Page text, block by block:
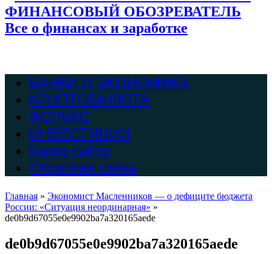
ФИНАНСОВЫЙ ОБОЗРЕВАТЕЛЬ
Все о финансах и заработке
БАНКИ И ЭКОНОМИКА
КРИПТОВАЛЮТА
ФОРЕКС
ИНВЕСТИЦИИ
Карта сайта
Обратная связь
Главная » Экономист Масленников — о дефиците бюджета
России: «Ситуация неординарная» »
de0b9d67055e0e9902ba7a320165aede
de0b9d67055e0e9902ba7a320165aede